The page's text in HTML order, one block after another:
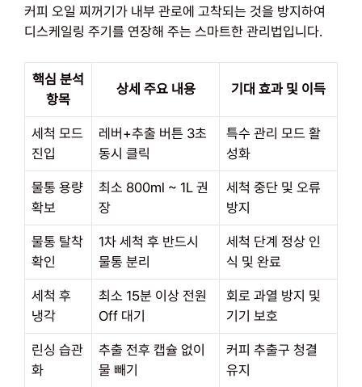
커피 오일 찌꺼기가 내부 관로에 고착되는 것을 방지하여
디스케일링 주기를 연장해 주는 스마트한 관리법입니다.
핵심 분석
항목
상세 주요 내용 기대 효과 및 이득
세척 모드
진입
레버+추출 버튼 3초
동시 클릭
특수 관리 모드 활
성화
물통 용량
확보
최소 800ml ~ 1L 권
장
세척 중단 및 오류
방지
물통 탈착
확인
1차 세척 후 반드시
물통 분리
세척 단계 정상 인
식 및 완료
세척 후
냉각
최소 15분 이상 전원
Off 대기
회로 과열 방지 및
기기 보호
린싱 습관
화
추출 전후 캡슐 없이
물 빼기
커피 추출구 청결
유지